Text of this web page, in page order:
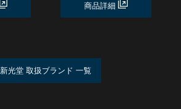
商品詳細
新光堂 取扱ブランド 一覧